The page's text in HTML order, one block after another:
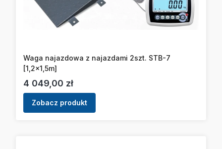
Waga najazdowa z najazdami 2szt. STB-7
[1,2x1,5m]
Cena
4 049,00 zł
Zobacz produkt